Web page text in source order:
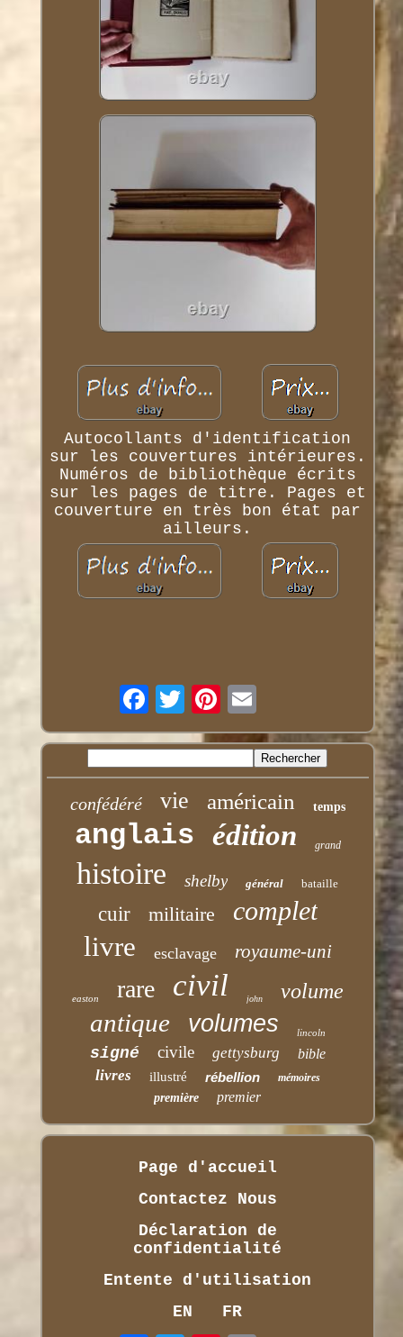
Autocollants d'identification
sur les couvertures intérieures.
Numéros de bibliothèque écrits
sur les pages de titre. Pages et
couverture en très bon état par
ailleurs.
confédéré vie américain temps
anglais édition grand
histoire shelby général bataille
cuir militaire complet
livre esclavage royaume-uni
easton rare civil john volume
antique volumes lincoln
signé civile gettysburg bible
livres illustré rébellion mémoires
première premier
Page d'accueil
Contactez Nous
Déclaration de
confidentialité
Entente d'utilisation
EN
FR